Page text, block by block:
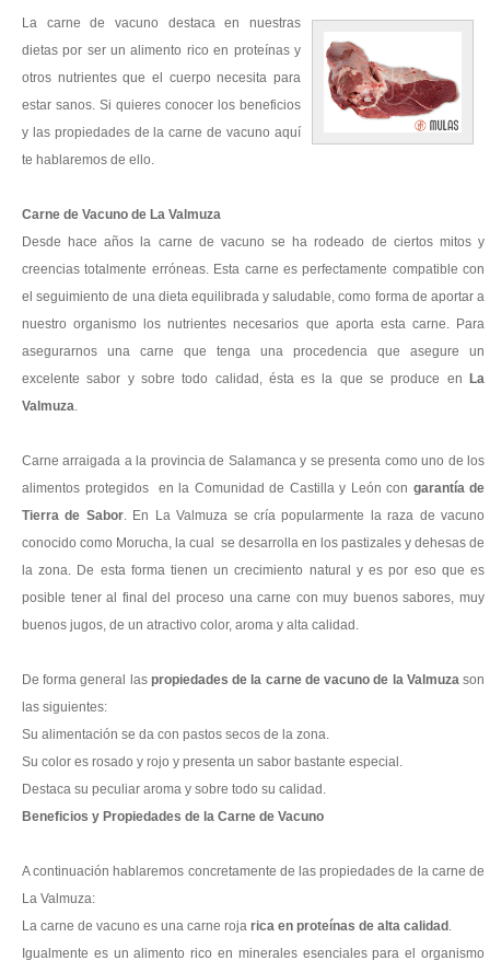
La carne de vacuno destaca en nuestras
dietas por ser un alimento rico en proteínas y
otros nutrientes que el cuerpo necesita para
estar sanos. Si quieres conocer los beneficios
y las propiedades de la carne de vacuno aquí
te hablaremos de ello.
Carne de Vacuno de La Valmuza
Desde hace años la carne de vacuno se ha rodeado de ciertos mitos y
creencias totalmente erróneas. Esta carne es perfectamente compatible con
el seguimiento de una dieta equilibrada y saludable, como forma de aportar a
nuestro organismo los nutrientes necesarios que aporta esta carne. Para
asegurarnos una carne que tenga una procedencia que asegure un
excelente sabor y sobre todo calidad, ésta es la que se produce en
La
Valmuza.
Carne arraigada a la provincia de Salamanca y se presenta como uno de los
alimentos protegidos en la Comunidad de Castilla y León con garantía de
Tierra de Sabor. En La Valmuza se cría popularmente la raza de vacuno
conocido como Morucha, la cual se desarrolla en los pastizales y dehesas de
la zona. De esta forma tienen un crecimiento natural y es por eso que es
posible tener al final del proceso una carne con muy buenos sabores, muy
buenos jugos, de un atractivo color, aroma y alta calidad.
De forma general las propiedades de la carne de vacuno de la Valmuzason
las siguientes:
Su alimentación se da con pastos secos de la zona.
Su color es rosado y rojo y presenta un sabor bastante especial.
Destaca su peculiar aroma y sobre todo su calidad.
Beneficios y Propiedades de la Carne de Vacuno
A continuación hablaremos concretamente de las propiedades de la carne de
La Valmuza:
La carne de vacuno es una carne roja rica en proteínas de alta calidad .
Igualmente es un alimento rico en minerales esenciales para el organismo